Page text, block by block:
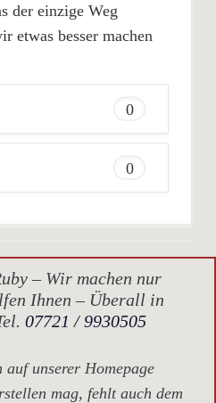
der einzige Weg
etwas besser machen
0
0
– Wir machen nur
Ihnen – Überall in
07721 / 9930505
auf unserer Homepage
mag, fehlt auch dem